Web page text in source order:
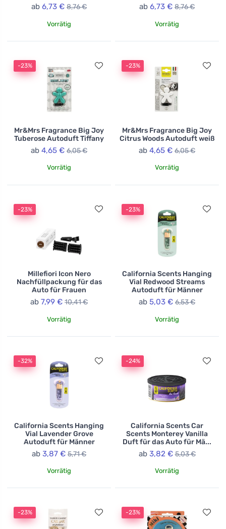
ab 6,73 € 8,76 €
Vorrätig
ab 6,73 € 8,76 €
Vorrätig
-23%
Mr&Mrs Fragrance Big Joy
Tuberose Autoduft Tiffany
ab 4,65 € 6,05 €
Vorrätig
-23%
Mr&Mrs Fragrance Big Joy
Citrus Woods Autoduft weiß
ab 4,65 € 6,05 €
Vorrätig
-23%
Millefiori Icon Nero
Nachfüllpackung für das
Auto für Frauen
ab 7,99 € 10,41 €
Vorrätig
-23%
California Scents Hanging
Vial Redwood Streams
Autoduft für Männer
ab 5,03 € 6,53 €
Vorrätig
-32%
California Scents Hanging
Vial Lavender Grove
Autoduft für Männer
ab 3,87 € 5,71 €
Vorrätig
-24%
California Scents Car
Scents Monterey Vanilla
Duft für das Auto für Mä...
ab 3,82 € 5,03 €
Vorrätig
-23% -23%